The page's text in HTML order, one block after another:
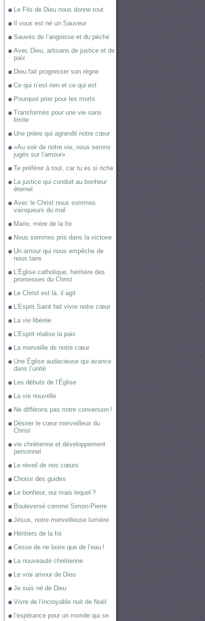
Le Fils de Dieu nous donne tout
Il vous est né un Sauveur
Sauvés de l’angoisse et du péché
Avec Dieu, artisans de justice et de
paix
Dieu fait progresser son règne
Ce qui n’est rien et ce qui est
Pourquoi prier pour les morts
Transformés pour une vie sans
limite
Une prière qui agrandit notre cœur
«Au soir de notre vie, nous serons
jugés sur l’amour»
Te préférer à tout, car tu es si riche
La justice qui conduit au bonheur
éternel
Avec le Christ nous sommes
vainqueurs du mal
Marie, mère de la foi
Nous sommes pris dans la victoire
Un amour qui nous empêche de
nous taire
L’Église catholique, héritière des
promesses du Christ
Le Christ est là, il agit
L’Esprit Saint fait vivre notre cœur
La vie libérée
L’Esprit réalise la paix
La merveille de notre cœur
Une Église audacieuse qui avance
dans l’unité
Les débuts de l’Église
La vie nouvelle
Ne différons pas notre conversion !
Désirer le cœur merveilleux du
Christ
vie chrétienne et développement
personnel
Le réveil de nos cœurs
Choisir des guides
Le bonheur, oui mais lequel ?
Bouleversé comme Simon-Pierre
Jésus, notre merveilleuse lumière
Héritiers de la foi
Cesse de ne boire que de l’eau !
La nouveauté chrétienne
Le vrai amour de Dieu
Je suis né de Dieu
Vivre de l’incroyable nuit de Noël
l’espérance pour un monde qui se